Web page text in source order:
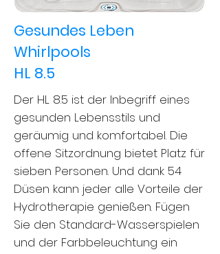
Gesundes Leben
Whirlpools
HL 8.5
Der HL 8.5 ist der Inbegriff eines
gesunden Lebensstils und
geräumig und komfortabel. Die
offene Sitzordnung bietet Platz für
sieben Personen. Und dank 54
Düsen kann jeder alle Vorteile der
Hydrotherapie genießen. Fügen
Sie den Standard-Wasserspielen
und der Farbbeleuchtung ein